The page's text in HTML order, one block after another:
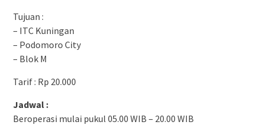
Tujuan :
– ITC Kuningan
– Podomoro City
– Blok M
Tarif : Rp 20.000
Jadwal :
Beroperasi mulai pukul 05.00 WIB – 20.00 WIB